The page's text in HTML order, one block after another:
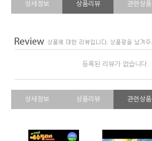
상세정보 상품리뷰 관련상품
등록된 리뷰가 없습니다.
상세정보 상품리뷰 관련상품